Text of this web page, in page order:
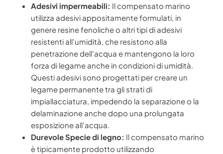
Adesivi impermeabili: Il compensato marino
utilizza adesivi appositamente formulati, in
genere resine fenoliche o altri tipi di adesivi
resistenti all'umidità, che resistono alla
penetrazione dell'acqua e mantengono la loro
forza di legame anche in condizioni di umidità.
Questi adesivi sono progettati per creare un
legame permanente tra gli strati di
impiallacciatura, impedendo la separazione o la
delaminazione anche dopo una prolungata
esposizione all'acqua.
Durevole Specie di legno: Il compensato marino
è tipicamente prodotto utilizzando